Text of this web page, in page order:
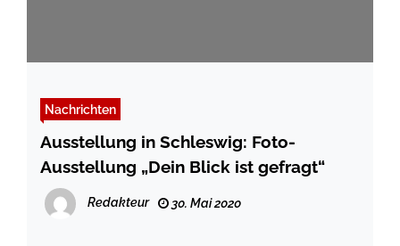
Nachrichten
Ausstellung in Schleswig: Foto-
Ausstellung „Dein Blick ist gefragt“
Redakteur 30. Mai 2020